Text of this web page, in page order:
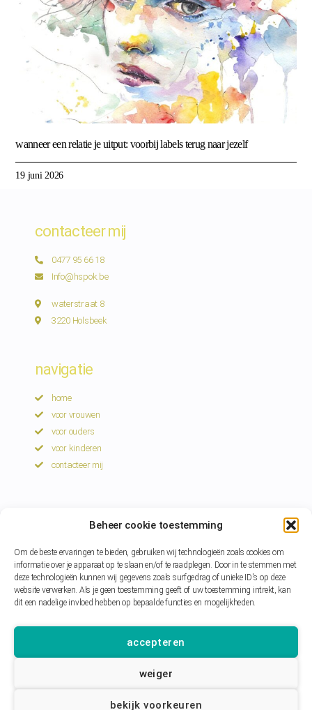
Beheer cookie toestemming
Om de beste ervaringen te bieden, gebruiken wij technologieën zoals cookies om
informatie over je apparaat op te slaan en/of te raadplegen. Door in te stemmen met
deze technologieën kunnen wij gegevens zoals surfgedrag of unieke ID's op deze
website verwerken. Als je geen toestemming geeft of uw toestemming intrekt, kan
dit een nadelige invloed hebben op bepaalde functies en mogelijkheden.
accepteren
weiger
bekijk voorkeuren
wanneer een relatie je uitput: voorbij labels terug naar jezelf
19 juni 2026
contacteer mij
0477 95 66 18
Info@hspok.be
waterstraat 8
3220 Holsbeek
navigatie
home
voor vrouwen
voor ouders
voor kinderen
contacteer mij
Instagram
extra